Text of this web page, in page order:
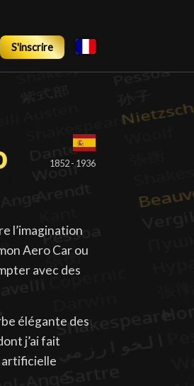
S'inscrire
1852 - 1936
l’imagination
Aero Car ou
avec des
élégante des
j’ai fait
artificielle